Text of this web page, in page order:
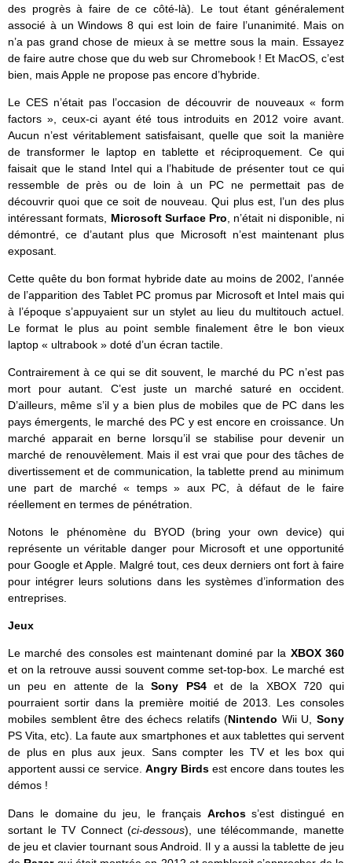
des progrès à faire de ce côté-là). Le tout étant généralement
associé à un Windows 8 qui est loin de faire l’unanimité. Mais on
n’a pas grand chose de mieux à se mettre sous la main. Essayez
de faire autre chose que du web sur Chromebook ! Et MacOS, c’est
bien, mais Apple ne propose pas encore d’hybride.
Le CES n’était pas l’occasion de découvrir de nouveaux « form
factors », ceux-ci ayant été tous introduits en 2012 voire avant.
Aucun n’est véritablement satisfaisant, quelle que soit la manière
de transformer le laptop en tablette et réciproquement. Ce qui
faisait que le stand Intel qui a l’habitude de présenter tout ce qui
ressemble de près ou de loin à un PC ne permettait pas de
découvrir quoi que ce soit de nouveau. Qui plus est, l’un des plus
intéressant formats, Microsoft Surface Pro , n’était ni disponible, ni
démontré, ce d’autant plus que Microsoft n’est maintenant plus
exposant.
Cette quête du bon format hybride date au moins de 2002, l’année
de l’apparition des Tablet PC promus par Microsoft et Intel mais qui
à l’époque s’appuyaient sur un stylet au lieu du multitouch actuel.
Le format le plus au point semble finalement être le bon vieux
laptop « ultrabook » doté d’un écran tactile.
Contrairement à ce qui se dit souvent, le marché du PC n’est pas
mort pour autant. C’est juste un marché saturé en occident.
D’ailleurs, même s’il y a bien plus de mobiles que de PC dans les
pays émergents, le marché des PC y est encore en croissance. Un
marché apparait en berne lorsqu’il se stabilise pour devenir un
marché de renouvèlement. Mais il est vrai que pour des tâches de
divertissement et de communication, la tablette prend au minimum
une part de marché « temps » aux PC, à défaut de le faire
réellement en termes de pénétration.
Notons le phénomène du BYOD (bring your own device) qui
représente un véritable danger pour Microsoft et une opportunité
pour Google et Apple. Malgré tout, ces deux derniers ont fort à faire
pour intégrer leurs solutions dans les systèmes d’information des
entreprises.
Jeux
Le marché des consoles est maintenant dominé par la XBOX 360
et on la retrouve aussi souvent comme set-top-box. Le marché est
un peu en attente de laSony PS4et de la XBOX 720 qui
pourraient sortir dans la première moitié de 2013. Les consoles
mobiles semblent être des échecs relatifs (Nintendo Wii U,Sony
PS Vita, etc). La faute aux smartphones et aux tablettes qui servent
de plus en plus aux jeux. Sans compter les TV et les box qui
apportent aussi ce service. Angry Birds est encore dans toutes les
démos !
Dans le domaine du jeu, le français Archoss’est distingué en
sortant le TV Connect (ci-dessous), une télécommande, manette
de jeu et clavier tournant sous Android. Il y a aussi la tablette de jeu